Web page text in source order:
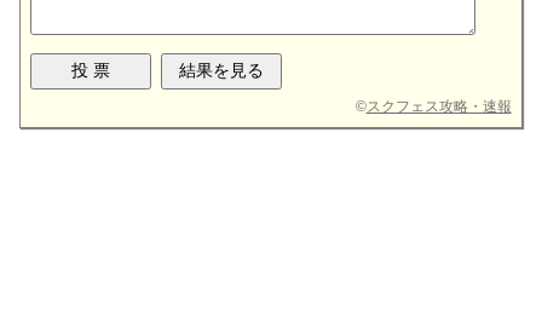
©スクフェス攻略・速報